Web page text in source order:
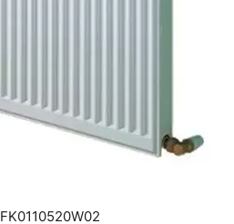
FK0110520W02